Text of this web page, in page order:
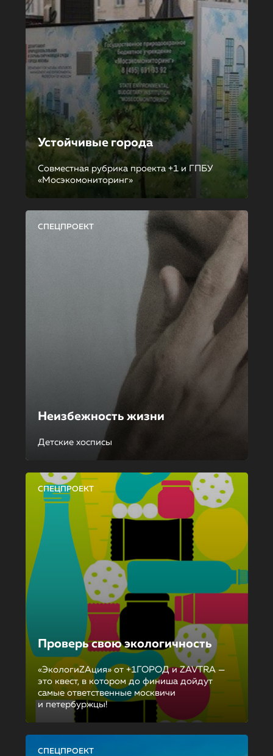
Устойчивые города
Совместная рубрика проекта +1 и ГПБУ
«Мосэкомониторинг»
СПЕЦПРОЕКТ
Неизбежность жизни
Детские хосписы
СПЕЦПРОЕКТ
Проверь свою экологичность
«ЭкологиZAция» от +1ГОРОД и ZAVTRA —
это квест, в котором до финиша дойдут
самые ответственные москвичи
и петербуржцы!
СПЕЦПРОЕКТ